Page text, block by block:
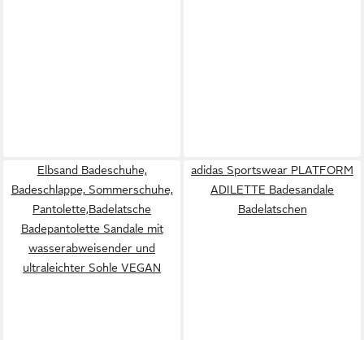
Elbsand Badeschuhe,
Badeschlappe, Sommerschuhe,
Pantolette,Badelatsche
Badepantolette Sandale mit
wasserabweisender und
ultraleichter Sohle VEGAN
adidas Sportswear PLATFORM
ADILETTE Badesandale
Badelatschen